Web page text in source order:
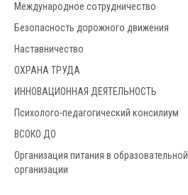
Международное сотрудничество
Безопасность дорожного движения
Наставничество
ОХРАНА ТРУДА
ИННОВАЦИОННАЯ ДЕЯТЕЛЬНОСТЬ
Психолого-педагогический консилиум
ВСОКО ДО
Организация питания в образовательной
организации